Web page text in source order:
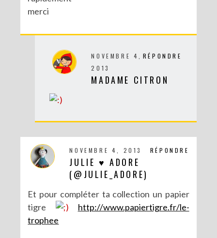
DIY SPÉCIAL BRÉSIL : LE MOBILE RIO
DIY : POTS À SUCCULENTES FURIEUSEMENT MARBRÉS (BATTLE #17)
merci
RÉPONDRE
NOVEMBRE 4,
2013
MADAME CITRON
RÉPONDRE
NOVEMBRE 4, 2013
JULIE ♥ ADORE
(@JULIE_ADORE)
Et pour compléter ta collection un papier
tigre
http://www.papiertigre.fr/le-
trophee